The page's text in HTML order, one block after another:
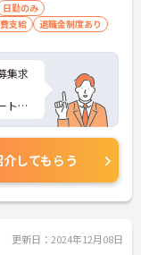
日勤のみ
支給 退職金制度あり
集求
トな
詳
。
介してもらう
更新日：2024年12月08日